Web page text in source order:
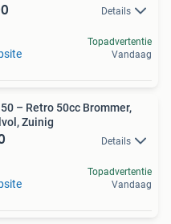
Details
Topadvertentie
Vandaag
– Retro 50cc Brommer,
Zuinig
Details
Topadvertentie
Vandaag